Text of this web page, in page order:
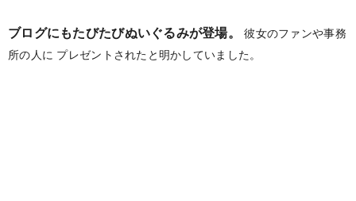
ブログにもたびたびぬいぐるみが登場。
彼女のファンや事務
所の人に プレゼントされたと明かしていました。